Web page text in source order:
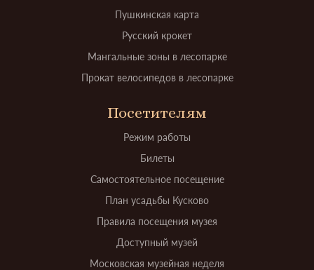
Пушкинская карта
Русский крокет
Мангальные зоны в лесопарке
Прокат велосипедов в лесопарке
Посетителям
Режим работы
Билеты
Самостоятельное посещение
План усадьбы Кусково
Правила посещения музея
Доступный музей
Московская музейная неделя